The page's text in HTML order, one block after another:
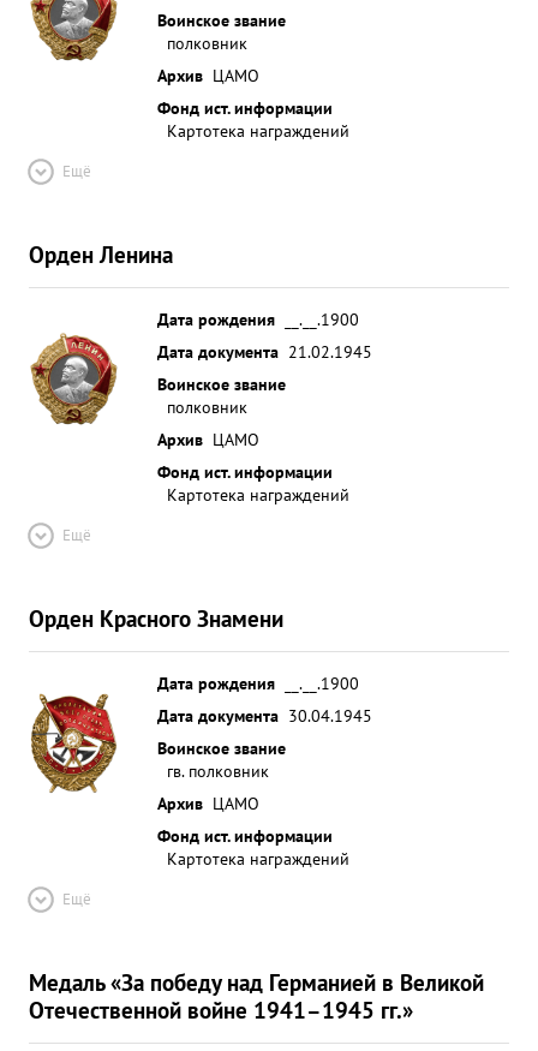
Воинское звание
полковник
Архив ЦАМО
Фонд ист. информации
Картотека награждений
Ещё
Орден Ленина
Дата рождения
__.__.1900
Дата документа 21.02.1945
Воинское звание
полковник
Архив ЦАМО
Фонд ист. информации
Картотека награждений
Ещё
Орден Красного Знамени
Дата рождения
__.__.1900
Дата документа 30.04.1945
Воинское звание
гв. полковник
Архив ЦАМО
Фонд ист. информации
Картотека награждений
Ещё
Медаль «За победу над Германией в Великой
Отечественной войне 1941–1945 гг.»